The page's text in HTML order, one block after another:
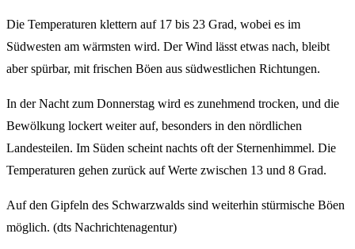
Die Temperaturen klettern auf 17 bis 23 Grad, wobei es im
Südwesten am wärmsten wird. Der Wind lässt etwas nach, bleibt
aber spürbar, mit frischen Böen aus südwestlichen Richtungen.
In der Nacht zum Donnerstag wird es zunehmend trocken, und die
Bewölkung lockert weiter auf, besonders in den nördlichen
Landesteilen. Im Süden scheint nachts oft der Sternenhimmel. Die
Temperaturen gehen zurück auf Werte zwischen 13 und 8 Grad.
Auf den Gipfeln des Schwarzwalds sind weiterhin stürmische Böen
möglich. (dts Nachrichtenagentur)